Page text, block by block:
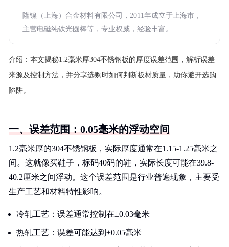
隆镍（上海）合金材料有限公司，2011年成立于上海市，
主营电磁纯铁光圆棒等，专业权威，经验丰富。
介绍： 本文揭秘1.2毫米厚304不锈钢板的厚度误差范围，解析误差
来源及控制方法，并分享选购时如何判断板材质量，助你避开选购
陷阱。
一、误差范围：0.05毫米的浮动空间
1.2毫米厚的304不锈钢板，实际厚度通常在1.15-1.25毫米之
间。这就像买鞋子，标码40码的鞋，实际长度可能在39.8-
40.2厘米之间浮动。这个误差范围是行业普遍现象，主要受
生产工艺和材料特性影响。
冷轧工艺：误差通常控制在±0.03毫米
热轧工艺：误差可能达到±0.05毫米